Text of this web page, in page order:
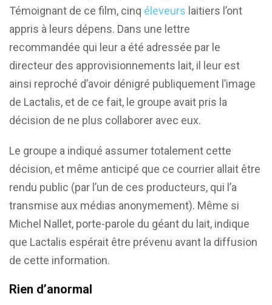
Témoignant de ce film, cinq éleveurs laitiers l’ont
appris à leurs dépens. Dans une lettre
recommandée qui leur a été adressée par le
directeur des approvisionnements lait, il leur est
ainsi reproché d’avoir dénigré publiquement l’image
de Lactalis, et de ce fait, le groupe avait pris la
décision de ne plus collaborer avec eux.
Le groupe a indiqué assumer totalement cette
décision, et même anticipé que ce courrier allait être
rendu public (par l’un de ces producteurs, qui l’a
transmise aux médias anonymement). Même si
Michel Nallet, porte-parole du géant du lait, indique
que Lactalis espérait être prévenu avant la diffusion
de cette information.
Rien d’anormal